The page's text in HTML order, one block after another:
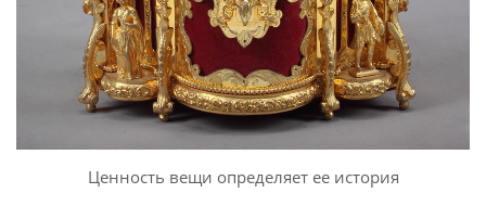
Ценность вещи определяет ее история